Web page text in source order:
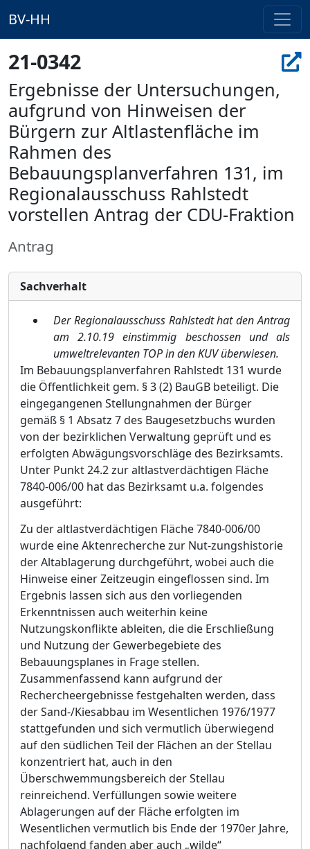
BV-HH
21-0342
Ergebnisse der Untersuchungen,
aufgrund von Hinweisen der
Bürgern zur Altlastenfläche im
Rahmen des
Bebauungsplanverfahren 131, im
Regionalausschuss Rahlstedt
vorstellen Antrag der CDU-Fraktion
Antrag
Sachverhalt
Der Regionalausschuss Rahlstedt hat den Antrag
am 2.10.19 einstimmig beschossen und als
umweltrelevanten TOP in den KUV überwiesen.
Im Bebauungsplanverfahren Rahlstedt 131 wurde
die Öffentlichkeit gem. § 3 (2) BauGB beteiligt. Die
eingegangenen Stellungnahmen der Bürger
gemäß § 1 Absatz 7 des Baugesetzbuchs wurden
von der bezirklichen Verwaltung geprüft und es
erfolgten Abwägungsvorschläge des Bezirksamts.
Unter Punkt 24.2 zur altlastverdächtigen Fläche
7840-006/00 hat das Bezirksamt u.a. folgendes
ausgeführt:
Zu der altlastverdächtigen Fläche 7840-006/00
wurde eine Aktenrecherche zur Nut-zungshistorie
der Altablagerung durchgeführt, wobei auch die
Hinweise einer Zeitzeugin eingeflossen sind. Im
Ergebnis lassen sich aus den vorliegenden
Erkenntnissen auch weiterhin keine
Nutzungskonflikte ableiten, die die Erschließung
und Nutzung der Gewerbegebiete des
Bebauungsplanes in Frage stellen.
Zusammenfassend kann aufgrund der
Rechercheergebnisse festgehalten werden, dass
der Sand-/Kiesabbau im Wesentlichen 1976/1977
stattgefunden und sich vermutlich überwiegend
auf den südlichen Teil der Flächen an der Stellau
konzentriert hat, auch in den
Überschwemmungsbereich der Stellau
reinreichend. Verfüllungen sowie weitere
Ablagerungen auf der Fläche erfolgten im
Wesentlichen vermutlich bis Ende der 1970er Jahre,
nachfolgend fanden aber auch „wilde“